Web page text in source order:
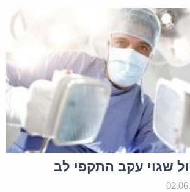
שגוי עקב התקפי לב